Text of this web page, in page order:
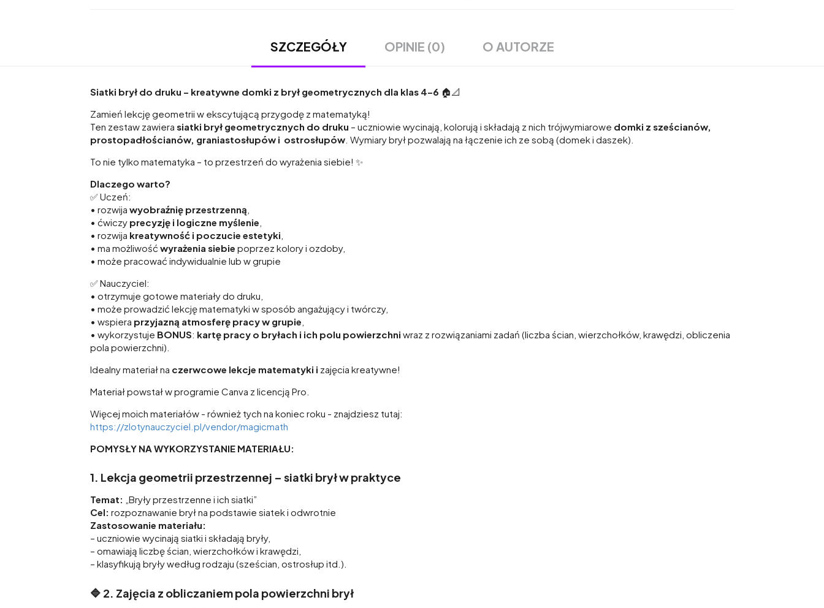
SZCZEGÓŁY OPINIE (0) O AUTORZE
Siatki brył do druku – kreatywne domki z brył geometrycznych dla klas 4–6 🏠📐
Zamień lekcję geometrii w ekscytującą przygodę z matematyką!
Ten zestaw zawiera siatki brył geometrycznych do druku – uczniowie wycinają, kolorują i składają z nich trójwymiarowe domki z sześcianów,
prostopadłościanów, graniastosłupów i ostrosłupów . Wymiary brył pozwalają na łączenie ich ze sobą (domek i daszek).
To nie tylko matematyka – to przestrzeń do wyrażenia siebie! ✨
Dlaczego warto?
✅ Uczeń:
• rozwija wyobraźnię przestrzenną
• ćwiczy precyzję i logiczne myślenie
• rozwija kreatywność i poczucie estetyki
• ma możliwość wyrażenia siebie poprzez kolory i ozdoby,
• może pracować indywidualnie lub w grupie
✅ Nauczyciel:
• otrzymuje gotowe materiały do druku,
• może prowadzić lekcję matematyki w sposób angażujący i twórczy,
• wspiera przyjazną atmosferę pracy w grupie
• wykorzystuje BONUS: kartę pracy o bryłach i ich polu powierzchni wraz z rozwiązaniami zadań (liczba ścian, wierzchołków, krawędzi, obliczenia
pola powierzchni).
Idealny materiał na czerwcowe lekcje matematyki i zajęcia kreatywne!
Materiał powstał w programie Canva z licencją Pro.
Więcej moich materiałów - również tych na koniec roku - znajdziesz tutaj:
https://zlotynauczyciel.pl/vendor/magicmath
POMYSŁY NA WYKORZYSTANIE MATERIAŁU:
1. Lekcja geometrii przestrzennej – siatki brył w praktyce
Temat: „Bryły przestrzenne i ich siatki”
Cel: rozpoznawanie brył na podstawie siatek i odwrotnie
Zastosowanie materiału:
– uczniowie wycinają siatki i składają bryły,
– omawiają liczbę ścian, wierzchołków i krawędzi,
– klasyfikują bryły według rodzaju (sześcian, ostrosłup itd.).
🔷 2. Zajęcia z obliczaniem pola powierzchni brył